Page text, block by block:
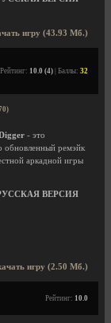
игру (43.93 Мб.)
Рейтинг: 10.0 (4) | Баллы: 32
- это
обновленный ремэйк
аркадной игры
ВЕРСИЯ
игру (2.50 Мб.)
Рейтинг: 10.0